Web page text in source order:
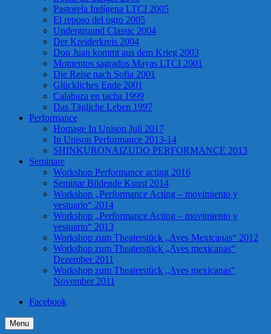
Pastorela Indígena LTCI 2005
El reposo del ogro 2005
Underground Classic 2004
Der Kreiderkreis 2004
Don Juan kommt aus dem Krieg 2003
Momentos sagrados Mayas LTCI 2001
Die Reise nach Sofia 2001
Glückliches Ende 2001
Calabaza en tacha 1999
Das Tägliche Leben 1997
Performance
Homage In Unison Juli 2017
In Unison Performance 2013-14
SHINKURONAIZUDO PERFORMANCE 2013
Seminare
Workshop Performance acting 2016
Seminar Bildende Kunst 2014
Workshop „Performance Acting – movimiento y
vestuario“ 2014
Workshop „Performance Acting – movimiento y
vestuario“ 2013
Workshop zum Theaterstück „Aves Mexicanas“ 2012
Workshop zum Theaterstück „Aves mexicanas“
Dezember 2011
Workshop zum Theaterstück „Aves mexicanas“
November 2011
Facebook
Menu